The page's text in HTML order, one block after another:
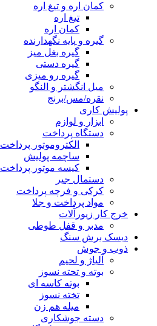
کمان اره و تیغ اره
تیغ اره
کمان اره
گیره و پایه نگهدارنده
گیره بغل میز
گیره دستی
گیره رو میزی
میل انگشتر و النگو
نقره/مس/برنج
پولیش کاری
ابزار و لوازم
دستگاه پرداخت
الکتروموتور پرداخت
ساچمه پولیش
کیسه موتور پرداخت
دستمال جیر
کرکی و فرچه پرداخت
مواد پرداخت و جلا
خرج کار زیورآلات
مدبر و قفل طوطی
دیسک برش سنگ
ذوب و جوش
آلیاژ و لحیم
بوته و تحته نسوز
بوته کاسه ای
تخته نسوز
میله هم زن
دسته جوشکاری